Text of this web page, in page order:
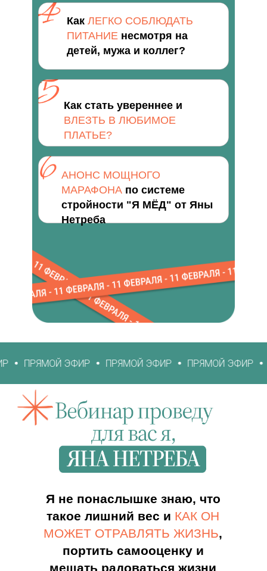
Как ЛЕГКО СОБЛЮДАТЬ
ПИТАНИЕ несмотря на
детей, мужа и коллег?
Как стать увереннее и
ВЛЕЗТЬ В ЛЮБИМОЕ
ПЛАТЬЕ?
АНОНС МОЩНОГО
МАРАФОНА по системе
стройности "Я МЁД" от Яны
Нетреба
ЭФИР ПРЯМОЙ ЭФИР ПРЯМОЙ ЭФИР ПРЯМОЙ
Я не понаслышке знаю, что
такое лишний вес и КАК ОН
МОЖЕТ ОТРАВЛЯТЬ ЖИЗНЬ,
портить самооценку и
мешать радоваться жизни